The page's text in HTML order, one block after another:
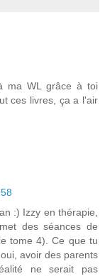
ma WL grâce à toi
ces livres, ça a l'air
:) Izzy en thérapie,
des séances de
tome 4). Ce que tu
avoir des parents
ne serait pas